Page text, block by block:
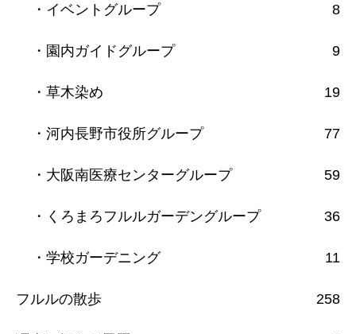
・イベントグループ 8
・園内ガイドグループ 9
・草木染め 19
・河内長野市役所グループ 77
・大阪南医療センターグループ 59
・くろまろフルルガーデングループ 36
・学校ガーデニング 11
フルルの散歩 258